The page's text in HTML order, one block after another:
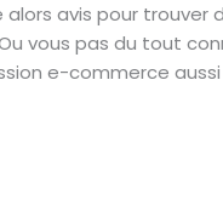
avis pour
vous pas du tout
e-commerce